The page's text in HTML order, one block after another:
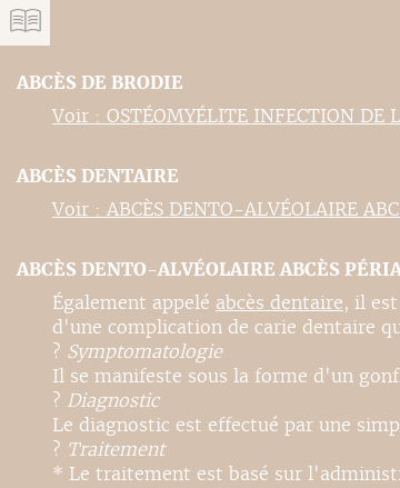
ABCÈS DE BRODIE
Voir : OSTÉOMYÉLITE INFECTION DE
ABCÈS DENTAIRE
Voir : ABCÈS DENTO-ALVÉOLAIRE
ABCÈS DENTO-ALVÉOLAIRE ABCÈS
Également appelé abcès dentaire, il
d'une complication de carie dentaire
? Symptomatologie
Il se manifeste sous la forme d'un
? Diagnostic
Le diagnostic est effectué par une
? Traitement
* Le traitement est basé sur